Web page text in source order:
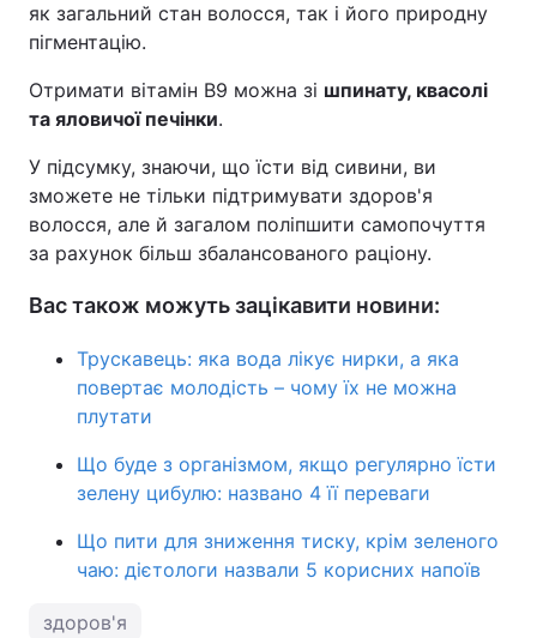
як загальний стан волосся, так і його природну
пігментацію.
Отримати вітамін B9 можна зі шпинату, квасолі
та яловичої печінки.
У підсумку, знаючи, що їсти від сивини, ви
зможете не тільки підтримувати здоров'я
волосся, але й загалом поліпшити самопочуття
за рахунок більш збалансованого раціону.
Вас також можуть зацікавити новини:
Трускавець: яка вода лікує нирки, а яка
повертає молодість – чому їх не можна
плутати
Що буде з організмом, якщо регулярно їсти
зелену цибулю: названо 4 її переваги
Що пити для зниження тиску, крім зеленого
чаю: дієтологи назвали 5 корисних напоїв
здоров'я